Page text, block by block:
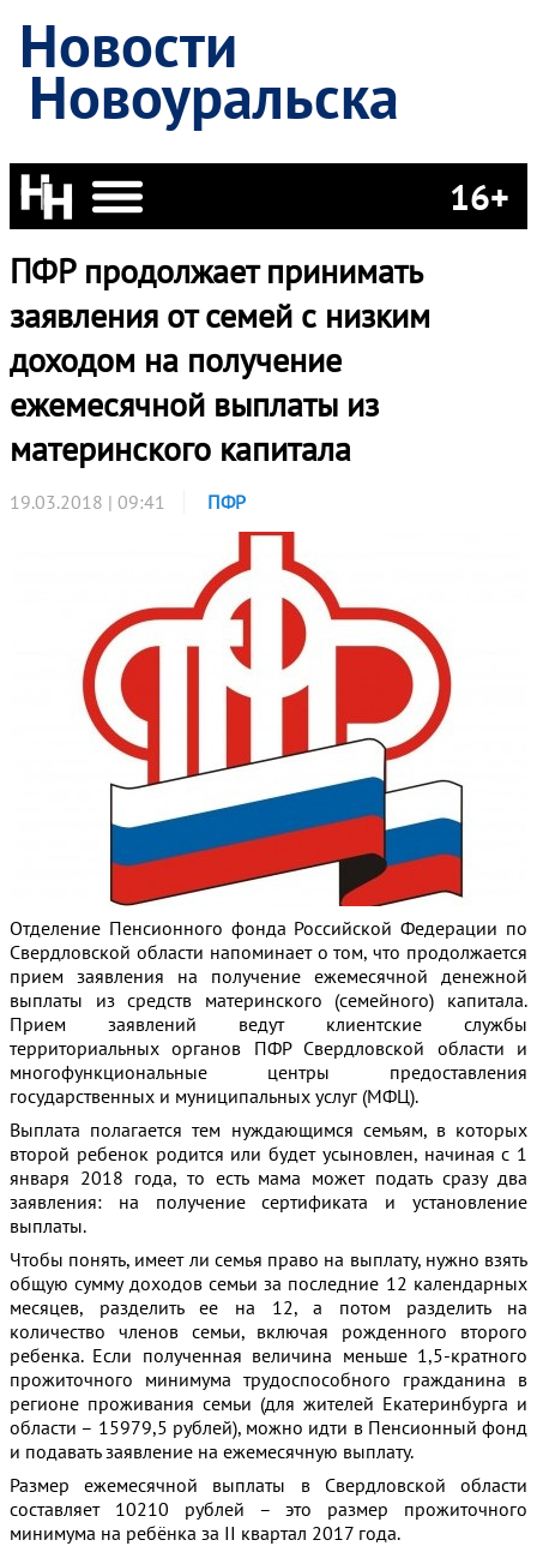
Новости
Новоуральска
16+
ПФР продолжает принимать
заявления от семей с низким
доходом на получение
ежемесячной выплаты из
материнского капитала
19.03.2018 | 09:41 ПФР
Отделение Пенсионного фонда Российской Федерации по
Свердловской области напоминает о том, что продолжается
прием заявления на получение ежемесячной денежной
выплаты из средств материнского (семейного) капитала.
Прием заявлений ведут клиентские службы
территориальных органов ПФР Свердловской области и
многофункциональные центры предоставления
государственных и муниципальных услуг (МФЦ).
Выплата полагается тем нуждающимся семьям, в которых
второй ребенок родится или будет усыновлен, начиная с 1
января 2018 года, то есть мама может подать сразу два
заявления: на получение сертификата и установление
выплаты.
Чтобы понять, имеет ли семья право на выплату, нужно взять
общую сумму доходов семьи за последние 12 календарных
месяцев, разделить ее на 12, а потом разделить на
количество членов семьи, включая рожденного второго
ребенка. Если полученная величина меньше 1,5-кратного
прожиточного минимума трудоспособного гражданина в
регионе проживания семьи (для жителей Екатеринбурга и
области – 15979,5 рублей), можно идти в Пенсионный фонд
и подавать заявление на ежемесячную выплату.
Размер ежемесячной выплаты в Свердловской области
составляет 10210 рублей – это размер прожиточного
минимума на ребёнка за II квартал 2017 года.